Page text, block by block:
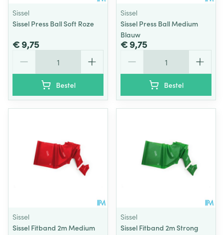
Sissel
Sissel Press Ball Soft Roze
€ 9,75
Bestel
Sissel
Sissel Press Ball Medium
Blauw
€ 9,75
Bestel
Sissel
Sissel Fitband 2m Medium
Sissel
Sissel Fitband 2m Strong